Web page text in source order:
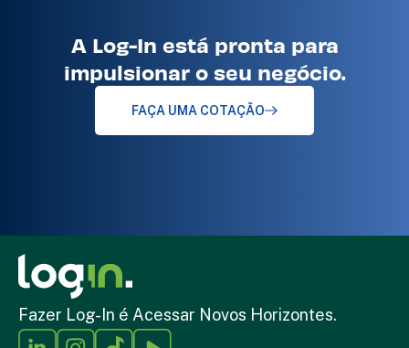
A Log-In está pronta para
impulsionar o seu negócio.
FAÇA UMA COTAÇÃO
Fazer Log-In é Acessar Novos Horizontes.